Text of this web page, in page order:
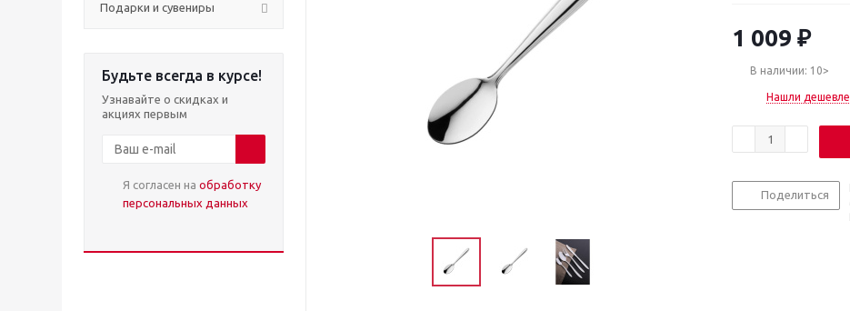
Подарки и сувениры
Будьте всегда в курсе!
Узнавайте о скидках и
акциях первым
Я согласен на обработку
персональных данных
1 009 ₽
В наличии: 10>
Нашли
Поделиться